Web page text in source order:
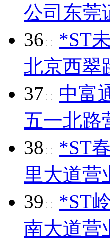
公司 东莞
36
*ST
北京西翠
37
中富
五一北路
38
*ST
里大道营
39
*ST
南大道营